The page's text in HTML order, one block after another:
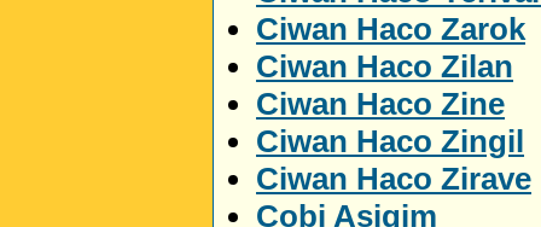
Ciwan Haco Zarok
Ciwan Haco Zilan
Ciwan Haco Zine
Ciwan Haco Zingil
Ciwan Haco Zirave
Cobi Asiqim